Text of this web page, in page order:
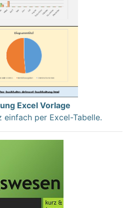
Excel Vorlage
einfach per Excel-Tabelle.